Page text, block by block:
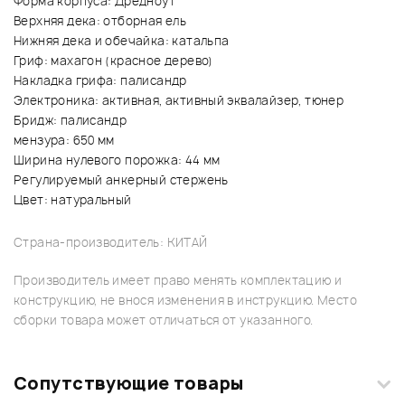
Верхняя дека: отборная ель
Нижняя дека и обечайка: катальпа
Гриф: махагон (красное дерево)
Накладка грифа: палисандр
Электроника: активная, активный эквалайзер, тюнер
Бридж: палисандр
мензура: 650 мм
Ширина нулевого порожка: 44 мм
Регулируемый анкерный стержень
Цвет: натуральный
Страна-производитель: КИТАЙ
Производитель имеет право менять комплектацию и
конструкцию, не внося изменения в инструкцию. Место
сборки товара может отличаться от указанного.
Сопутствующие товары